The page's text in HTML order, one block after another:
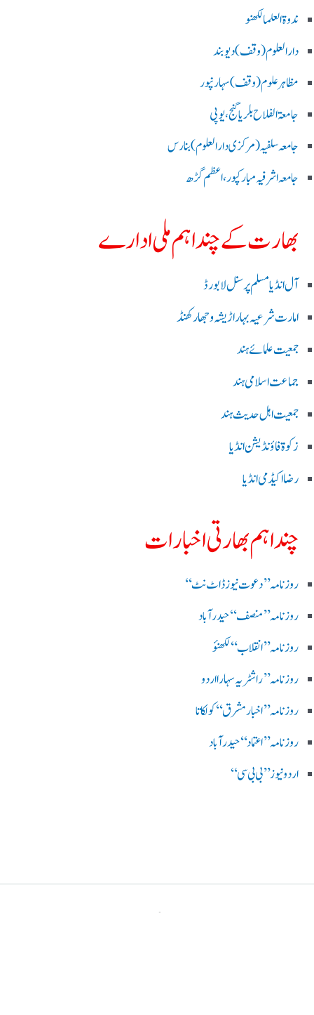
ندوۃالعلما لکھنو
دارالعلوم (وقف)دیوبند
مظاہرعلوم (وقف)سہارنپور
جامعۃ الفلاح بلریاگنج،یوپی
جامعہ سلفیہ(مرکزی دارالعلوم )بنارس
جامعہ اشرفیہ مبارکپور،اعظم گڑھ
بھارت کے چند اہم ملی ادارے
آل انڈیا مسلم پرسنل لا بورڈ
امارت شرعیہ بہار اڑیشہ و جھارکھنڈ
جمعیت علمائے ہند
جماعت اسلامی ہند
جمعیت اہل حدیث ہند
زکوۃ فاؤنڈیشن انڈیا
رضا اکیڈمی انڈیا
چند اہم بھارتی اخبارات
روز نامہ ’’ دعوت نیوز ڈاٹ نٹ‘‘
روزنامہ ’’ منصف‘‘ حیدر آباد
روزنامہ ’’ انقلاب‘‘ لکھنؤ
روز نامہ ’’راشٹریہ سہارا اردو
روزنامہ ’’اخبارمشرق‘‘ کولکاتا
روزنامہ ’’اعتماد‘‘ حیدرآباد
اردو نیوز ’’بی بی سی‘‘